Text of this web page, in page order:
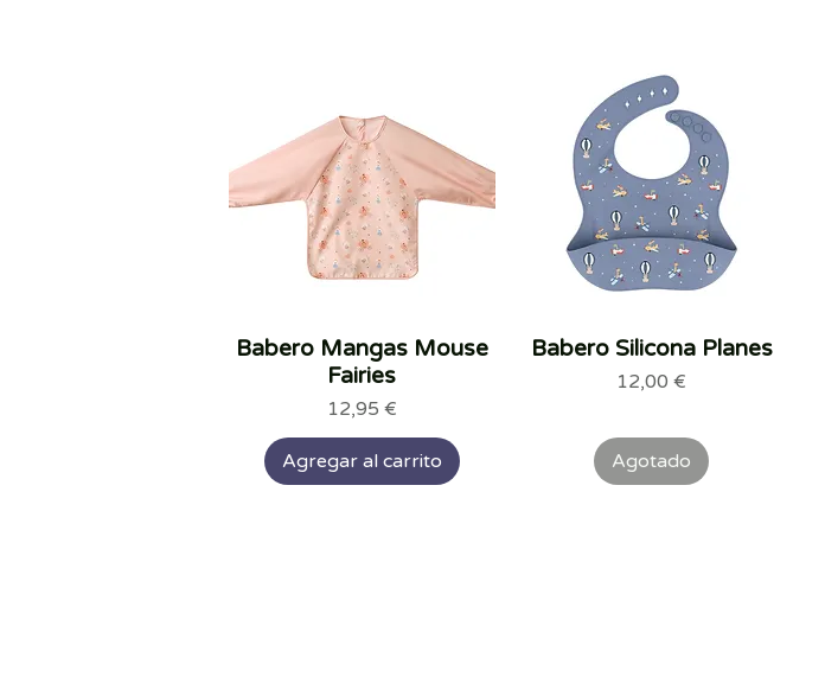
Vista rápida
Babero Mangas Mouse
Fairies
Precio
12,95 €
Agregar al carrito
Vista rápida
Babero Silicona Planes
Precio
12,00 €
Agotado